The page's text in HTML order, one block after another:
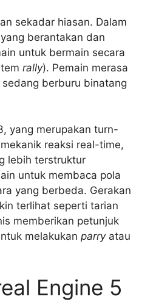
sekadar hiasan. Dalam
berantakan dan
untuk bermain secara
rally). Pemain merasa
berburu binatang
yang merupakan turn-
reaksi real-time,
lebih terstruktur
untuk membaca pola
yang berbeda. Gerakan
terlihat seperti tarian
memberikan petunjuk
melakukan parryatau
Engine 5